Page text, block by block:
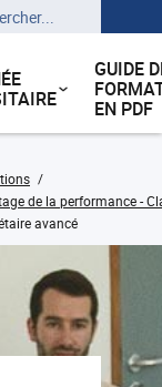
GUIDE
EN PDF
de la performance -
avancé